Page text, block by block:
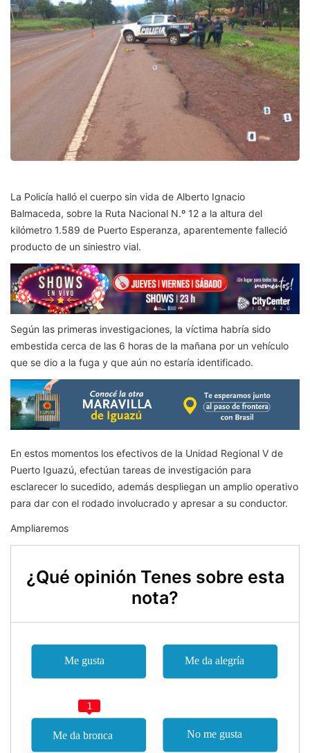
La Policía halló el cuerpo sin vida de Alberto Ignacio
Balmaceda, sobre la Ruta Nacional N.º 12 a la altura del
kilómetro 1.589 de Puerto Esperanza, aparentemente falleció
producto de un siniestro vial.
Según las primeras investigaciones, la víctima habría sido
embestida cerca de las 6 horas de la mañana por un vehículo
que se dio a la fuga y que aún no estaría identificado.
En estos momentos los efectivos de la Unidad Regional V de
Puerto Iguazú, efectúan tareas de investigación para
esclarecer lo sucedido, además despliegan un amplio operativo
para dar con el rodado involucrado y apresar a su conductor.
Ampliaremos
¿Qué opinión Tenes sobre esta
nota?
1